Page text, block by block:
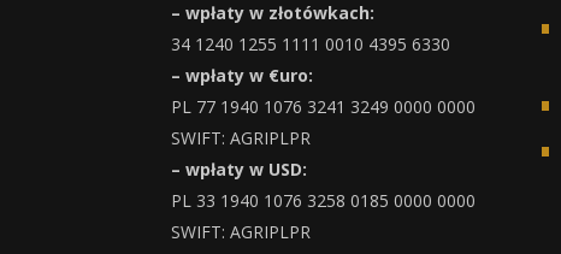
– wpłaty w złotówkach:
34 1240 1255 1111 0010 4395 6330
– wpłaty w €uro:
PL 77 1940 1076 3241 3249 0000 0000
SWIFT: AGRIPLPR
– wpłaty w USD:
PL 33 1940 1076 3258 0185 0000 0000
SWIFT: AGRIPLPR